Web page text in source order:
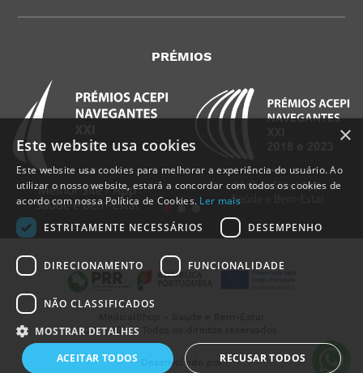
PRÉMIOS
2011-2026 | Todos os direitos reservados
Desenvolvido por
×
Este website usa cookies
Este website usa cookies para melhorar a experiência do usuário. Ao
utilizar o nosso website, estará a concordar com todos os cookies de
acordo com nossa Política de Cookies. Ler mais
ESTRITAMENTE NECESSÁRIOS
DESEMPENHO
DIRECIONAMENTO FUNCIONALIDADE
NÃO CLASSIFICADOS
MOSTRAR DETALHES
ACEITAR TODOS
RECUSAR TODOS